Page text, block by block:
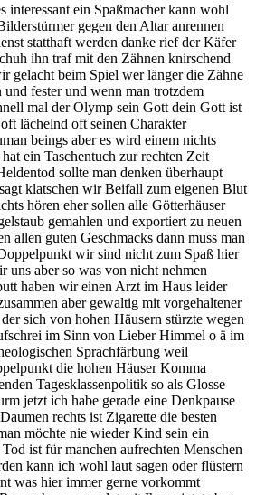
interessant ein Spaßmacher kann wohl
gegen den Altar anrennen
statthaft werden danke rief der Käfer
ihn traf mit den Zähnen knirschend
gelacht beim Spiel wer länger die Zähne
und fester und wenn man trotzdem
mal der Olymp sein Gott dein Gott ist
lächelnd oft seinen Charakter
beings aber es wird einem nichts
ein Taschentuch zur rechten Zeit
sollte man denken überhaupt
klatschen wir Beifall zum eigenen Blut
hören eher sollen alle Götterhäuser
gemahlen und exportiert zu neuen
allen guten Geschmacks dann muss man
wir sind nicht zum Spaß hier
uns aber so was von nicht nehmen
haben wir einen Arzt im Haus leider
aber gewaltig mit vorgehaltener
sich von hohen Häusern stürzte wegen
im Sinn von Lieber Himmel o ä im
Sprachfärbung weil
die hohen Häuser Komma
Tagesklassenpolitik so als Glosse
jetzt ich habe gerade eine Denkpause
rechts ist Zigarette die besten
möchte nie wieder Kind sein ein
ist für manchen aufrechten Menschen
kann ich wohl laut sagen oder flüstern
was hier immer gerne vorkommt